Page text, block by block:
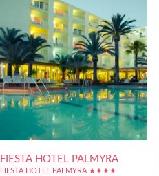
FIESTA HOTEL PALMYRA
FIESTA HOTEL PALMYRA ★★★★